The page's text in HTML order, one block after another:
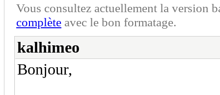
Vous consultez actuellement la version
complète avec le bon formatage.
kalhimeo
Bonjour,